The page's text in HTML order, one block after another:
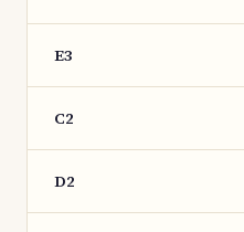
E3
C2
D2